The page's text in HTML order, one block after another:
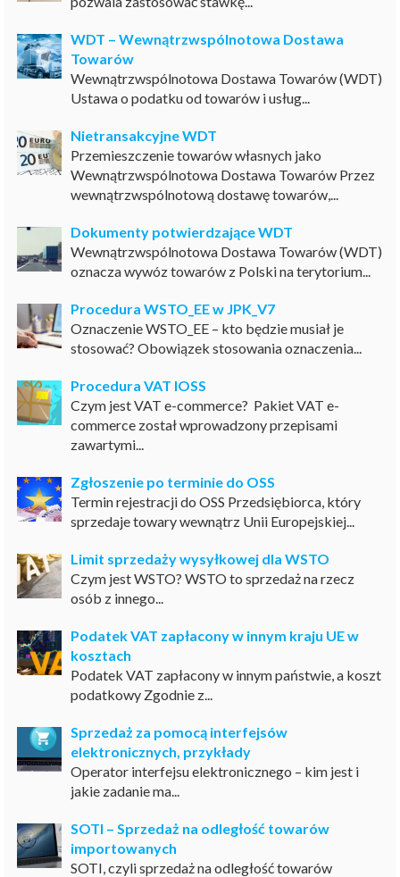
WDT – Wewnątrzwspólnotowa Dostawa
Towarów
Wewnątrzwspólnotowa Dostawa Towarów (WDT)
Ustawa o podatku od towarów i usług...
Nietransakcyjne WDT
Przemieszczenie towarów własnych jako
Wewnątrzwspólnotowa Dostawa Towarów Przez
wewnątrzwspólnotową dostawę towarów,...
Dokumenty potwierdzające WDT
Wewnątrzwspólnotowa Dostawa Towarów (WDT)
oznacza wywóz towarów z Polski na terytorium...
Procedura WSTO_EE w JPK_V7
Oznaczenie WSTO_EE – kto będzie musiał je
stosować? Obowiązek stosowania oznaczenia...
Procedura VAT IOSS
Czym jest VAT e-commerce? Pakiet VAT e-
commerce został wprowadzony przepisami
zawartymi...
Zgłoszenie po terminie do OSS
Termin rejestracji do OSS Przedsiębiorca, który
sprzedaje towary wewnątrz Unii Europejskiej...
Limit sprzedaży wysyłkowej dla WSTO
Czym jest WSTO? WSTO to sprzedaż na rzecz
osób z innego...
Podatek VAT zapłacony w innym kraju UE w
kosztach
Podatek VAT zapłacony w innym państwie, a koszt
podatkowy Zgodnie z...
Sprzedaż za pomocą interfejsów
elektronicznych, przykłady
Operator interfejsu elektronicznego – kim jest i
jakie zadanie ma...
SOTI – Sprzedaż na odległość towarów
importowanych
SOTI, czyli sprzedaż na odległość towarów